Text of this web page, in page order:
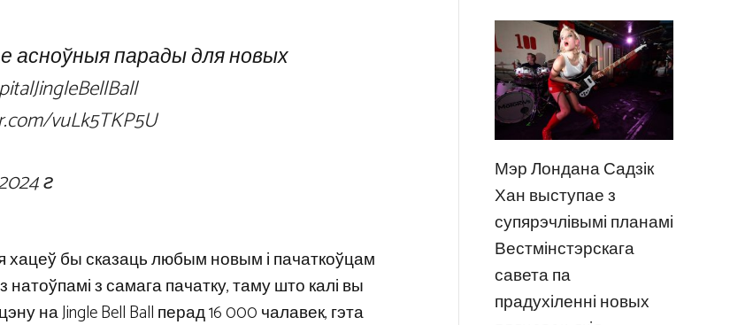
асноўныя парады для новых
vuLk5TKP5U
г
хацеў бы сказаць любым новым і пачаткоўцам
з самага пачатку, таму што калі вы
на Jingle Bell Ball перад 16 000 чалавек, гэта
Мэр Лондана Садзік
Хан выступае з
супярэчлівымі планамі
Вестмінстэрскага
савета па
прадухіленні новых